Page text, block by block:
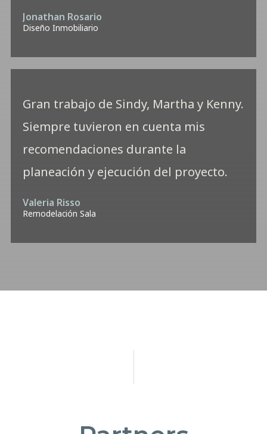
Jonathan Rosario
Diseño Inmobiliario
Gran trabajo de Sindy, Martha y Kenny.
Siempre tuvieron en cuenta mis
recomendaciones durante la
planeación y ejecución del proyecto.
Valeria Risso
Remodelación Sala